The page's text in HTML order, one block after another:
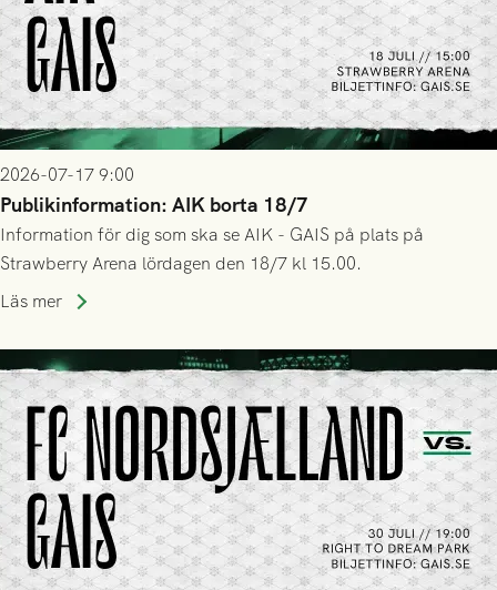
2026-07-17 9:00
Publikinformation: AIK borta 18/7
Information för dig som ska se AIK - GAIS på plats på
Strawberry Arena lördagen den 18/7 kl 15.00.
Läs mer